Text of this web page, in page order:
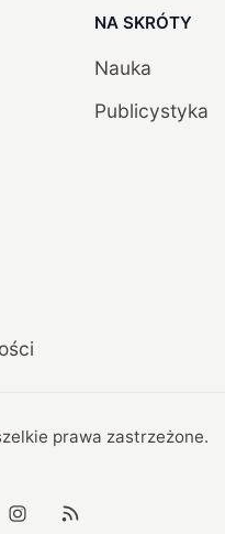
NA SKRÓTY
Nauka
Publicystyka
prawa zastrzeżone.